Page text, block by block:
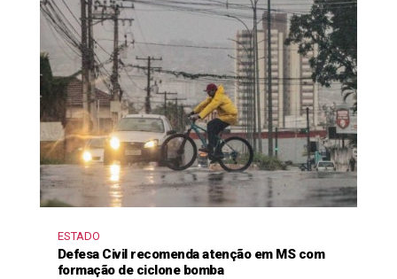
ESTADO
Defesa Civil recomenda atenção em MS com
formação de ciclone bomba